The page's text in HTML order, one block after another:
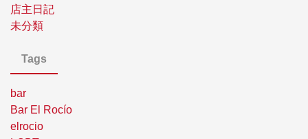
店主日記
未分類
Tags
bar
Bar El Rocío
elrocio